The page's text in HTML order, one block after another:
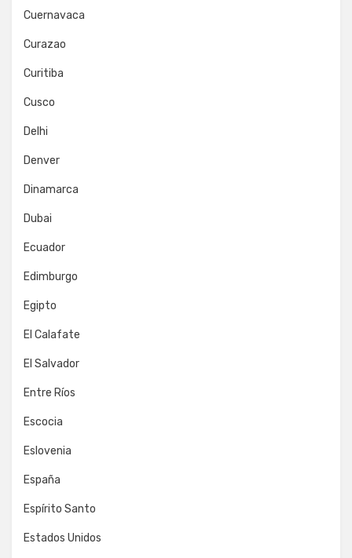
Cuernavaca
Curazao
Curitiba
Cusco
Delhi
Denver
Dinamarca
Dubai
Ecuador
Edimburgo
Egipto
El Calafate
El Salvador
Entre Ríos
Escocia
Eslovenia
España
Espírito Santo
Estados Unidos